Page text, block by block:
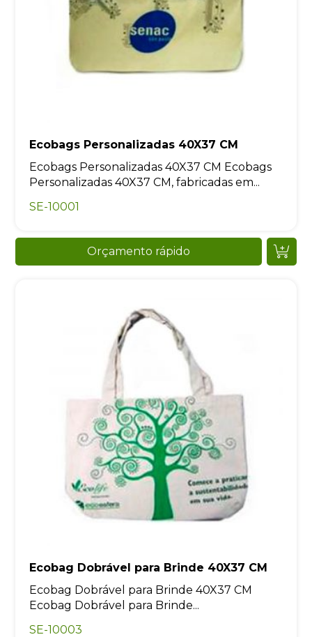
Ecobags Personalizadas 40X37 CM
Ecobags Personalizadas 40X37 CM Ecobags
Personalizadas 40X37 CM, fabricadas em...
SE-10001
Orçamento rápido
Ecobag Dobrável para Brinde 40X37 CM
Ecobag Dobrável para Brinde 40X37 CM
Ecobag Dobrável para Brinde...
SE-10003